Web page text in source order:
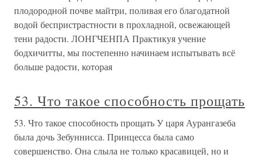
плодородной почве майтри, поливая его благодатной
водой беспристрастности в прохладной, освежающей
тени радости. ЛОНГЧЕНПА Практикуя учение
бодхичитты, мы постепенно начинаем испытывать всё
больше радости, которая
53. Что такое способность прощать
53. Что такое способность прощать У царя Аурангазеба
была дочь Зебуннисса. Принцесса была само
совершенство. Она слыла не только красавицей, но и